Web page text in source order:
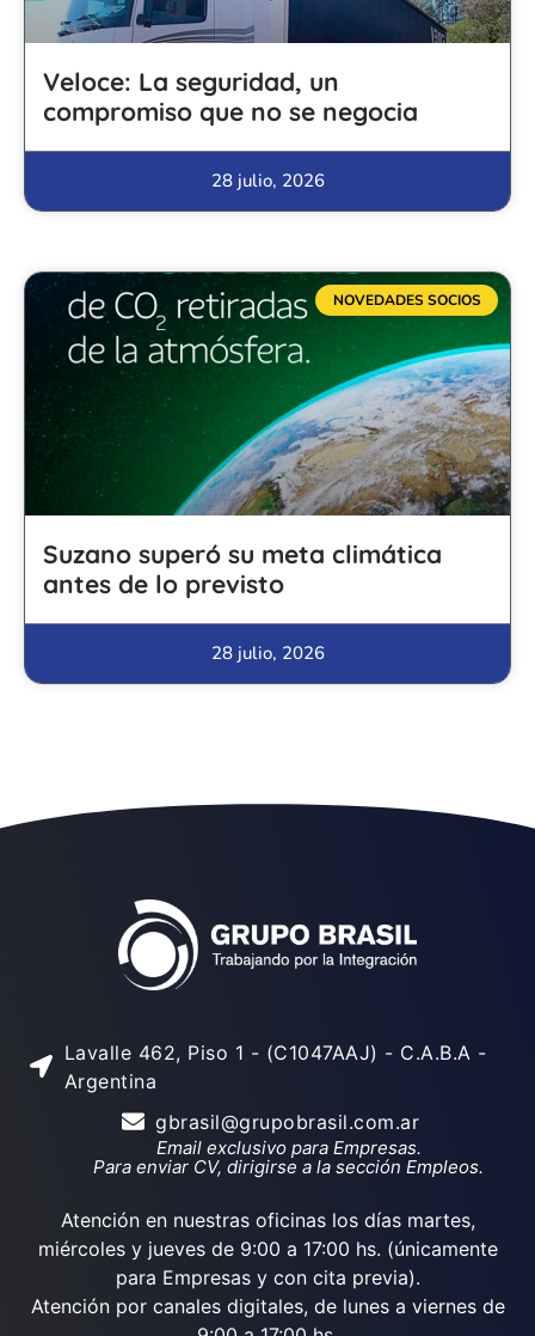
Veloce: La seguridad, un
compromiso que no se negocia
28 julio, 2026
NOVEDADES SOCIOS
Suzano superó su meta climática
antes de lo previsto
28 julio, 2026
Lavalle 462, Piso 1 - (C1047AAJ) - C.A.B.A -
Argentina
gbrasil@grupobrasil.com.ar
Email exclusivo para Empresas.
Para enviar CV, dirigirse a la sección Empleos.
Atención en nuestras oficinas los días martes,
miércoles y jueves de 9:00 a 17:00 hs. (únicamente
para Empresas y con cita previa).
Atención por canales digitales, de lunes a viernes de